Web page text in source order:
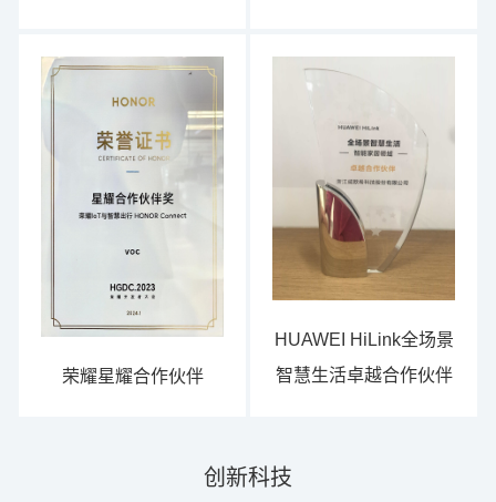
荣耀星耀合作伙伴
HUAWEI HiLink全场景
智慧生活卓越合作伙伴
创新科技